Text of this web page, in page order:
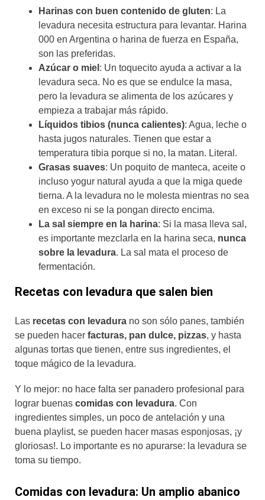
Harinas con buen contenido de gluten: La
levadura necesita estructura para levantar. Harina
000 en Argentina o harina de fuerza en España,
son las preferidas.
Azúcar o miel : Un toquecito ayuda a activar a la
levadura seca. No es que se endulce la masa,
pero la levadura se alimenta de los azúcares y
empieza a trabajar más rápido.
Líquidos tibios (nunca calientes): Agua, leche o
hasta jugos naturales. Tienen que estar a
temperatura tibia porque si no, la matan. Literal.
Grasas suaves: Un poquito de manteca, aceite o
incluso yogur natural ayuda a que la miga quede
tierna. A la levadura no le molesta mientras no sea
en exceso ni se la pongan directo encima.
La sal siempre en la harina: Si la masa lleva sal,
es importante mezclarla en la harina seca, nunca
sobre la levadura. La sal mata el proceso de
fermentación.
Recetas con levadura que salen bien
Las recetas con levadura no son sólo panes, también
se pueden hacer facturas, pan dulce, pizzas, y hasta
algunas tortas que tienen, entre sus ingredientes, el
toque mágico de la levadura.
Y lo mejor: no hace falta ser panadero profesional para
lograr buenas comidas con levadura. Con
ingredientes simples, un poco de antelación y una
buena playlist, se pueden hacer masas esponjosas, ¡y
gloriosas!. Lo importante es no apurarse: la levadura se
toma su tiempo.
Comidas con levadura: Un amplio abanico